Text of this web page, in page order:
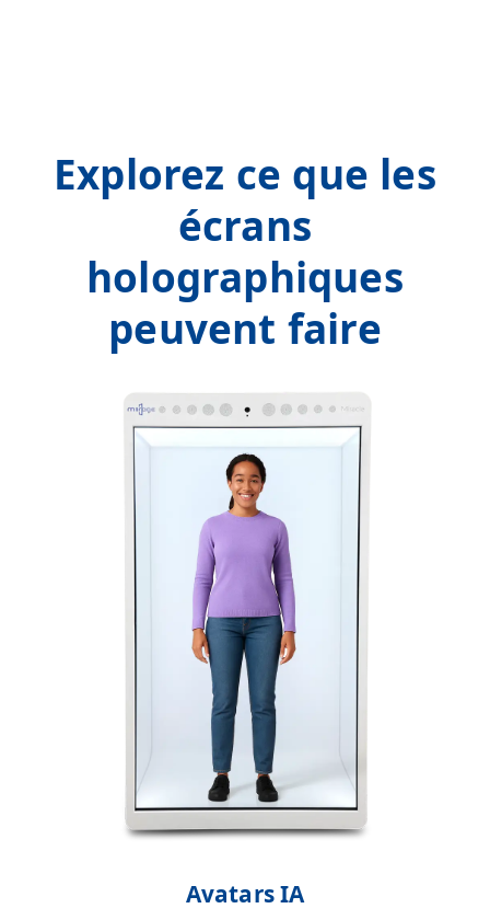
Explorez ce que les
écrans
holographiques
peuvent faire
Avatars IA